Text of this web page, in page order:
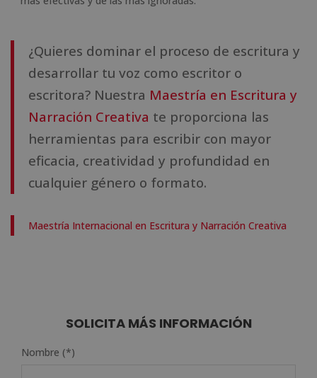
¿Quieres dominar el proceso de escritura y
desarrollar tu voz como escritor o
escritora? Nuestra Maestría en Escritura y
Narración Creativa te proporciona las
herramientas para escribir con mayor
eficacia, creatividad y profundidad en
cualquier género o formato.
Maestría Internacional en Escritura y Narración Creativa
SOLICITA MÁS INFORMACIÓN
Nombre (*)